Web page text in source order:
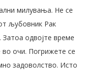
милувања. Не се
љубовник Рак
одвојте време
во очи. Погрижете се
задоволство. Исто